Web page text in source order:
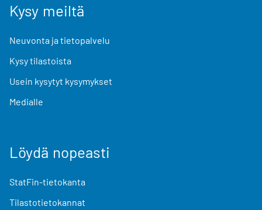
Kysy meiltä
Neuvonta ja tietopalvelu
Kysy tilastoista
Usein kysytyt kysymykset
Medialle
Löydä nopeasti
StatFin-tietokanta
Tilastotietokannat